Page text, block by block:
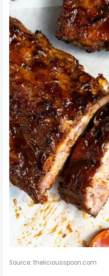
Source: theliciousspoon.com